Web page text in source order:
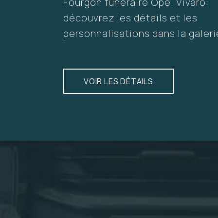
découvrez les détails et les
personnalisations dans la
VOIR LES DÉTAILS